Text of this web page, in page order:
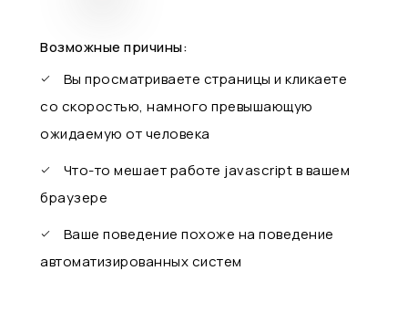
Возможные причины:
Вы просматриваете страницы и кликаете
со скоростью, намного превышающую
ожидаемую от человека
Что-то мешает работе javascript в вашем
браузере
Ваше поведение похоже на поведение
автоматизированных систем